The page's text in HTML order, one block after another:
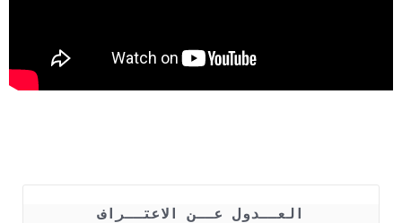
العــدول عــن الاعتــراف